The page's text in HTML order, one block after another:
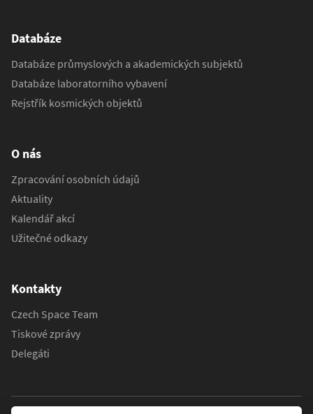
Databáze
Databáze průmyslových a akademických subjektů
Databáze laboratorního vybavení
Rejstřík kosmických objektů
O nás
Zpracování osobních údajů
Aktuality
Kalendář akcí
Užitečné odkazy
Kontakty
Czech Space Team
Tiskové zprávy
Delegáti